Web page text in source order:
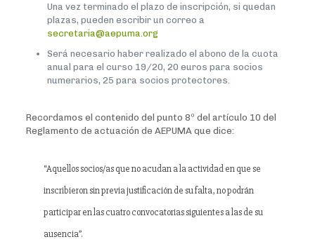
Una vez terminado el plazo de inscripción, si quedan
plazas, pueden escribir un correo a
secretaria@aepuma.org
Será necesario haber realizado el abono de la cuota
anual para el curso 19/20, 20 euros para socios
numerarios, 25 para socios protectores.
Recordamos el contenido del punto 8º del artículo 10 del
Reglamento de actuación de AEPUMA que dice:
“Aquellos socios/as que no acudan a la actividad en que se
inscribieron sin previa justificación de su falta, no podrán
participar en las cuatro convocatorias siguientes a las de su
ausencia”.